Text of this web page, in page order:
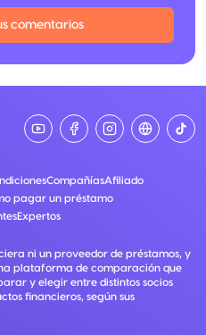
comentarios
CompañíasAfiliado
pagar un préstamo
Expertos
ni un proveedor de préstamos, y
plataforma de comparación que
y elegir entre distintos socios
financieros, según sus